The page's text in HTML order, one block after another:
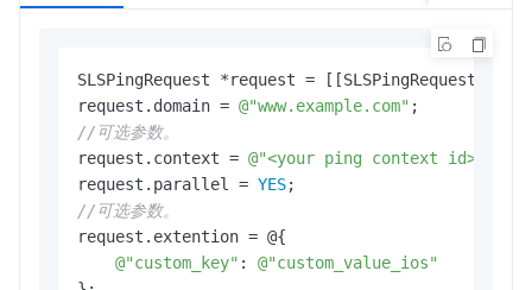
SLSPingRequest *request = [[SLSPingRequest
request.domain = @"www.example.com"
//可选参数。
request.context = @"<your ping context id>"
request.parallel = YES
//可选参数。
request.extention = @{
@"custom_key" : @"custom_value_ios"